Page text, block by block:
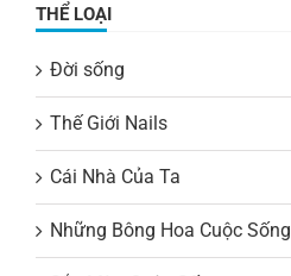
THỂ LOẠI
Đời sống
Thế Giới Nails
Cái Nhà Của Ta
Những Bông Hoa Cuộc Sống